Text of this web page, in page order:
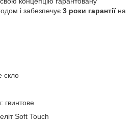
і забезпечує 3 роки гарантіїна
скло
гвинтове
Soft Touch